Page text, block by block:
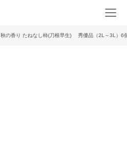
秋の香り たねなし柿(刀根早生) 秀優品（2L～3L）6